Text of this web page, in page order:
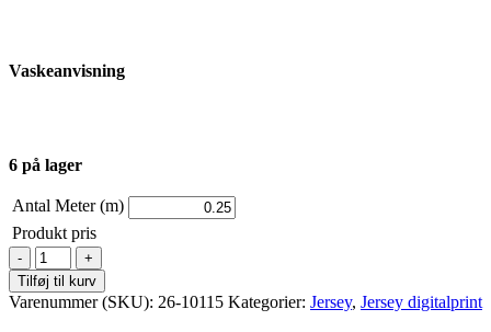
Vaskeanvisning
6 på lager
Antal Meter (m)
Produkt pris
Jersey
-
Print
-
Tilføj til kurv
Varenummer (SKU): 26-10115 Kategorier: Jersey, Jersey digitalprint